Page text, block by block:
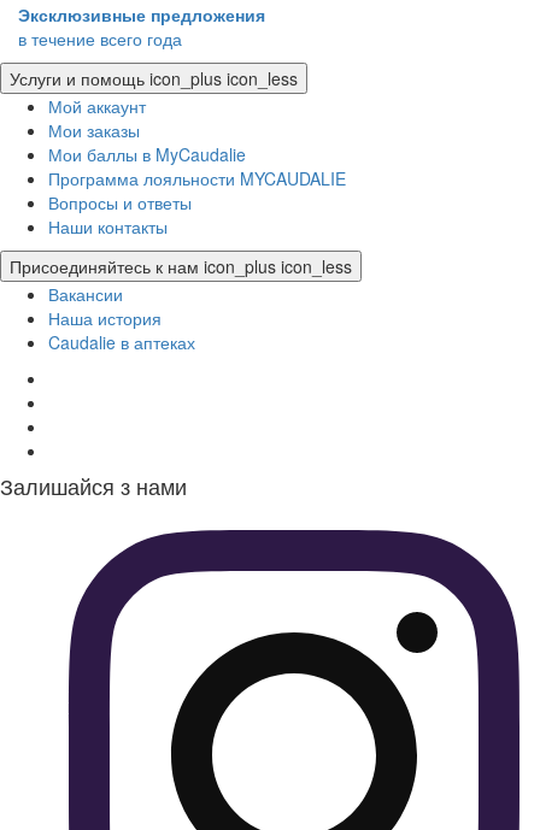
Эксклюзивные предложения
в течение всего года
Услуги и помощь icon_plus icon_less
Мой аккаунт
Мои заказы
Мои баллы в MyCaudalie
Программа лояльности MYCAUDALIE
Вопросы и ответы
Наши контакты
Присоединяйтесь к нам icon_plus icon_less
Вакансии
Наша история
Caudalie в аптеках
Залишайся з нами